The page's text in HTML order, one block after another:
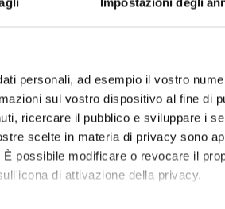
personali, ad esempio il vostro
sul vostro dispositivo al fine di
ricercare il pubblico e sviluppare i
scelte in materia di privacy sono
possibile modificare o revocare il
di attivazione della privacy.